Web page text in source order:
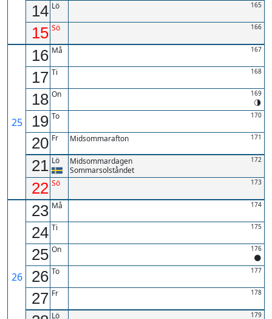
14 Lö 165
15 Sö 166
25
16 Må 167
17 Ti 168
18 On 169
19 To 170
20 Fr Midsommarafton 171
21 Lö
Midsommardagen
Sommarsolståndet
172
22 Sö 173
26
23 Må 174
24 Ti 175
25 On 176
26 To 177
27 Fr 178
Lö 179